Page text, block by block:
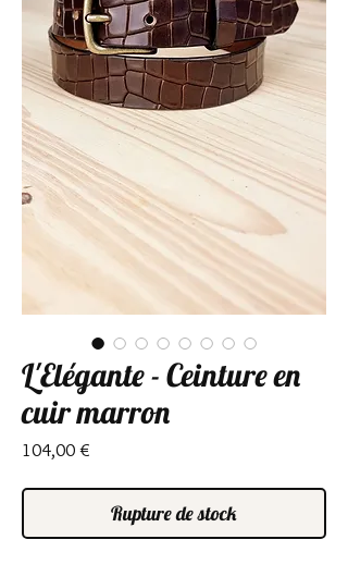
L'Elégante - Ceinture en
cuir marron
104,00 €
Rupture de stock